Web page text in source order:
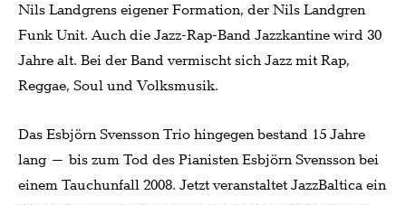
Nils Landgrens eigener Formation, der Nils Landgren
Funk Unit. Auch die Jazz-Rap-Band Jazzkantine wird 30
Jahre alt. Bei der Band vermischt sich Jazz mit Rap,
Reggae, Soul und Volksmusik.
Das Esbjörn Svensson Trio hingegen bestand 15 Jahre
lang – bis zum Tod des Pianisten Esbjörn Svensson bei
einem Tauchunfall 2008. Jetzt veranstaltet JazzBaltica ein